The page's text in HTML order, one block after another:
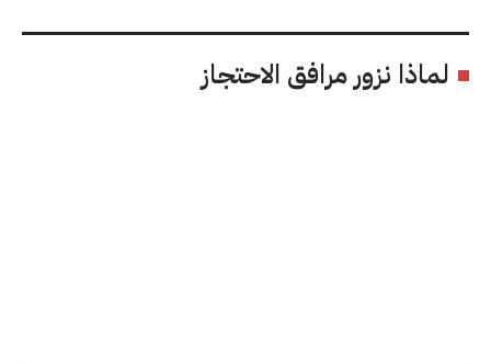
لماذا نزور مرافق الاحتجاز